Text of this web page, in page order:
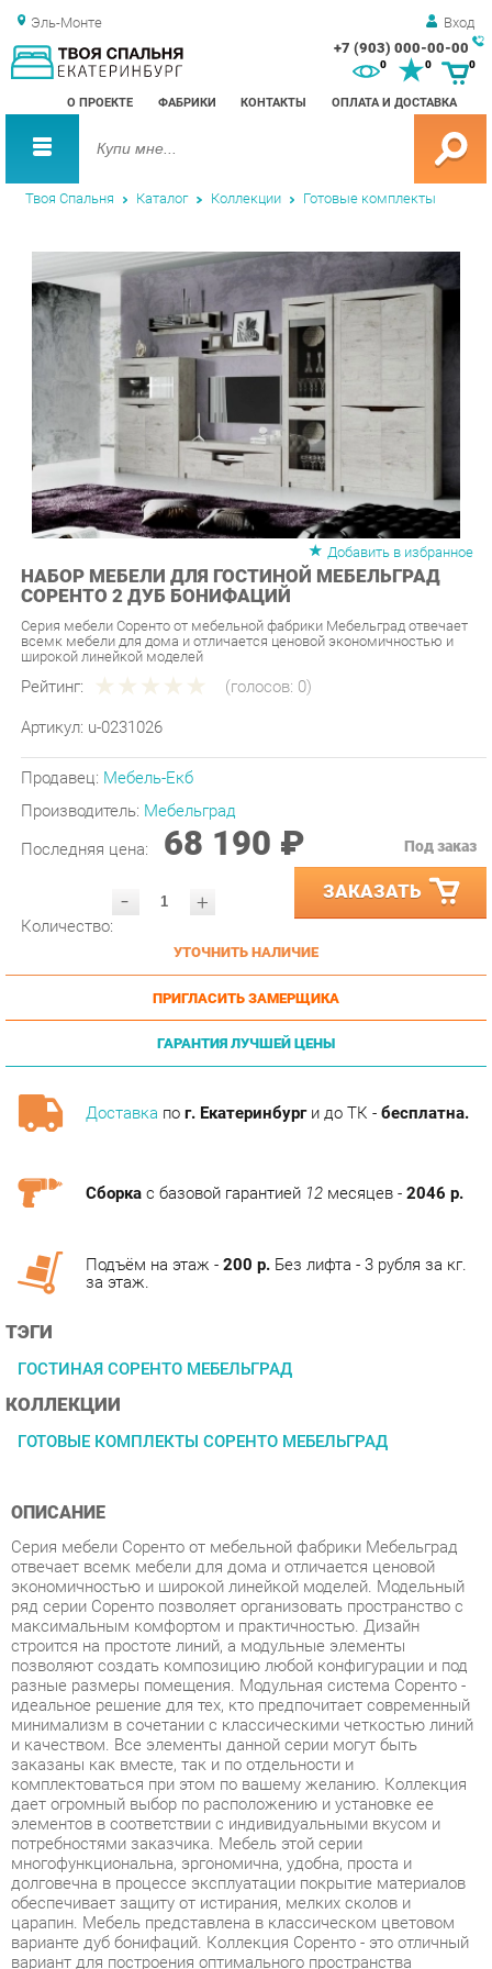
Эль-Монте Вход
+7 (903) 000-00-00
О ПРОЕКТЕ ФАБРИКИ КОНТАКТЫ ОПЛАТА И ДОСТАВКА
0 0
Твоя Спальня Каталог Коллекции Готовые комплекты
Добавить в избранное
НАБОР МЕБЕЛИ ДЛЯ ГОСТИНОЙ МЕБЕЛЬГРАД
СОРЕНТО 2 ДУБ БОНИФАЦИЙ
Серия мебели Соренто от мебельной фабрики Мебельград отвечает
широкой линейкой моделей
Рейтинг:
Артикул: u-0231026
Производитель:Мебельград
Последняя цена:
68 190 ₽
- ЗАКАЗАТЬ
УТОЧНИТЬ НАЛИЧИЕ
ПРИГЛАСИТЬ ЗАМЕРЩИКА
ГАРАНТИЯ ЛУЧШЕЙ ЦЕНЫ
Доставкапог. Екатеринбурги до ТК -бесплатна.
ТЭГИ
ГОТОВЫЕ КОМПЛЕКТЫ СОРЕНТО МЕБЕЛЬГРАД
ОПИСАНИЕ
отвечает всемк мебели для дома и отличается ценовой
экономичностью и широкой линейкой моделей. Модельный
ряд серии Соренто позволяет организовать пространство с
максимальным комфортом и практичностью. Дизайн
строится на простоте линий, а модульные элементы
позволяют создать композицию любой конфигурации и под
разные размеры помещения. Модульная система Соренто -
идеальное решение для тех, кто предпочитает современный
минимализм в сочетании с классическими четкостью линий
и качеством. Все элементы данной серии могут быть
заказаны как вместе, так и по отдельности и
комплектоваться при этом по вашему желанию. Коллекция
дает огромный выбор по расположению и установке ее
элементов в соответствии с индивидуальными вкусом и
потребностями заказчика. Мебель этой серии
многофункциональна, эргономична, удобна, проста и
долговечна в процессе эксплуатации покрытие материалов
обеспечивает защиту от истирания, мелких сколов и
царапин. Мебель представлена в классическом цветовом
варианте дуб бонифаций. Коллекция Соренто - это отличный
вариант для построения оптимального пространства
спальни. Серия мебели Соренто - это современное и
качественное оснащение для любой спальни как в
классическом, так и современном стиле, позволяющее
оптимизировать пространство без ущерба для